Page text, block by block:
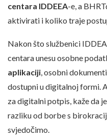
centara IDDEEA-e, a
aktivirati i koliko traje
Nakon što službenici
centara unesu osobne
aplikaciji , osobni
dostupni u digitalnoj formi.
za digitalni potpis, kaže da je
razliku od borbe s
svjedočimo.